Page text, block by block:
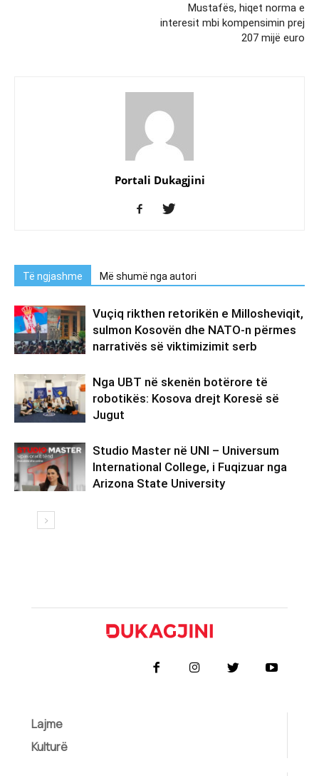
Mustafës, hiqet norma e
interesit mbi kompensimin prej
207 mijë euro
Portali Dukagjini
Të ngjashme Më shumë nga autori
Vuçiq rikthen retorikën e Millosheviqit,
sulmon Kosovën dhe NATO-n përmes
narrativës së viktimizimit serb
Nga UBT në skenën botërore të
robotikës: Kosova drejt Koresë së
Jugut
Studio Master në UNI – Universum
International College, i Fuqizuar nga
Arizona State University
Lajme
Kulturë